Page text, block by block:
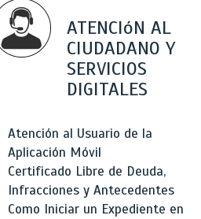
ATENCIóN AL
CIUDADANO Y
SERVICIOS
DIGITALES
Atención al Usuario de la
Aplicación Móvil
Certificado Libre de Deuda,
Infracciones y Antecedentes
Como Iniciar un Expediente en